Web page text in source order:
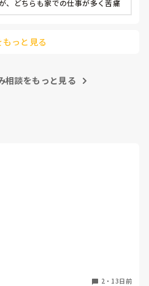
務と土日休み。
りません。
に持って帰ってやりますが、園
職がいますが、
の係、連絡帳の記入、ブログ。
す。でも活動に関しては、やれ
社員をし、活動の提案やクラ
ました。その園では、パート
ころに就職しましたが、そう
組んで週案とか時間取れない
てくれないしわ寄せが、私と
いるのがモヤモヤします。
思い、月に3回ある日案の提出
、つまらない日常を変えたいけ
どうなのかと思います。
、どちらも家での仕事が多く苦痛
的には勤務時間外にお仕事する必
い気持ちとの葛藤があると思いま
る場を設けてもらってはいかが
、なによりご自身を大切にする
さい♬
っと見る
相談をもっと見る
が被ってしまいました、、、😭
2・ 13日前